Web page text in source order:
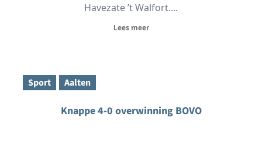
Havezate ’t Walfort....
Lees meer
Sport Aalten
Knappe 4-0 overwinning BOVO